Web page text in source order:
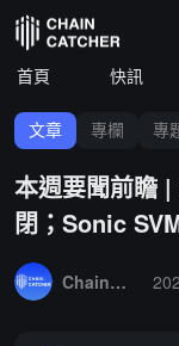
首頁 快訊
文章 專欄 專
本週要聞前瞻
閉；Sonic
ChainCatcher 精選